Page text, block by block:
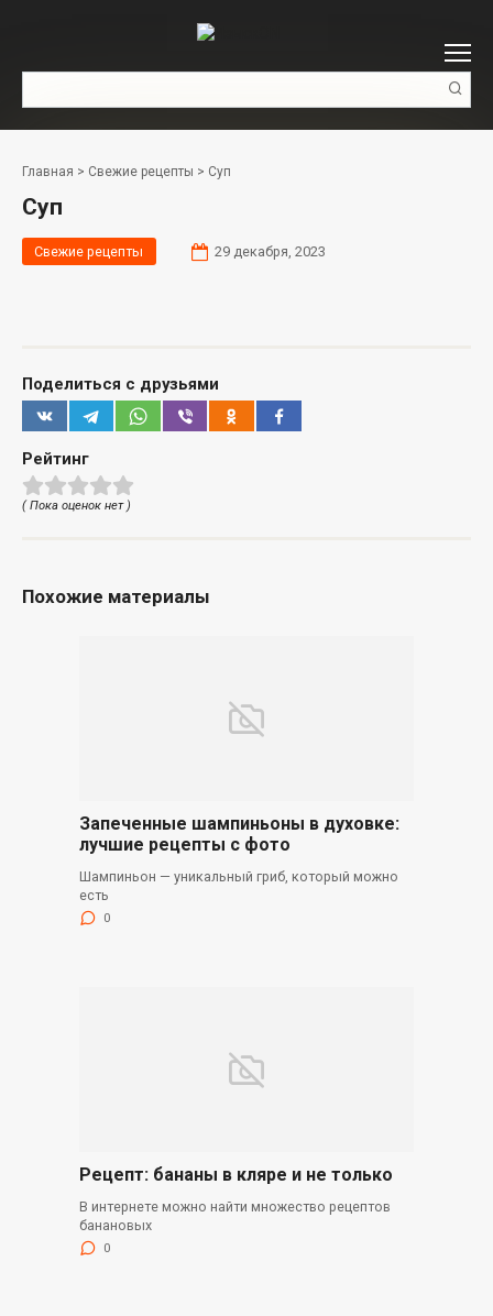
Главная > Свежие рецепты > Суп
Суп
Свежие рецепты 29 декабря, 2023
Поделиться с друзьями
Рейтинг
( Пока оценок нет )
Похожие материалы
Запеченные шампиньоны в духовке:
лучшие рецепты с фото
Шампиньон — уникальный гриб, который можно
есть
0
Рецепт: бананы в кляре и не только
В интернете можно найти множество рецептов
банановых
0